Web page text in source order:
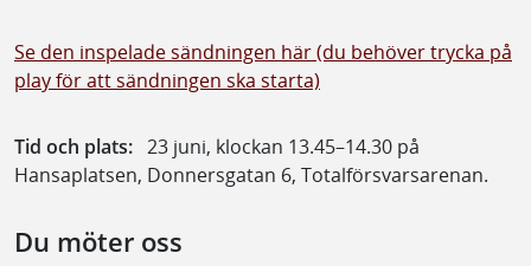
Se den inspelade sändningen här (du behöver trycka på
play för att sändningen ska starta)
Tid och plats: 23 juni, klockan 13.45–14.30 på
Hansaplatsen, Donnersgatan 6, Totalförsvarsarenan.
Du möter oss